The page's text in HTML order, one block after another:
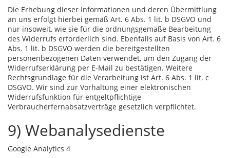
Die Erhebung dieser Informationen und deren Übermittlung
an uns erfolgt hierbei gemäß Art. 6 Abs. 1 lit. b DSGVO und
nur insoweit, wie sie für die ordnungsgemäße Bearbeitung
des Widerrufs erforderlich sind. Ebenfalls auf Basis von Art. 6
Abs. 1 lit. b DSGVO werden die bereitgestellten
personenbezogenen Daten verwendet, um den Zugang der
Widerrufserklärung per E-Mail zu bestätigen. Weitere
Rechtsgrundlage für die Verarbeitung ist Art. 6 Abs. 1 lit. c
DSGVO. Wir sind zur Vorhaltung einer elektronischen
Widerrufsfunktion für entgeltpflichtige
Verbraucherfernabsatzverträge gesetzlich verpflichtet.
9) Webanalysedienste
Google Analytics 4